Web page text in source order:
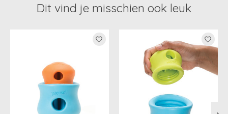
Dit vind je misschien ook leuk
Items van productcarrousel